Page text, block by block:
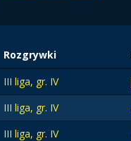
Rozgrywki
III liga, gr. IV
III liga, gr. IV
III liga, gr. IV